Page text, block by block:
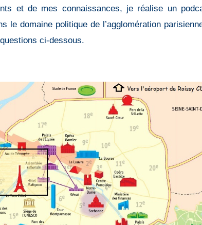
et de mes connaissances, je réalise un
le domaine politique de l’agglomération
ci-dessous.